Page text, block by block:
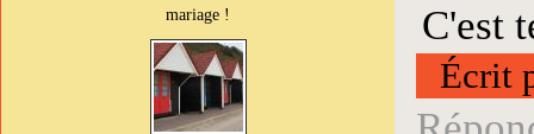
mariage !
C'est
Écrit